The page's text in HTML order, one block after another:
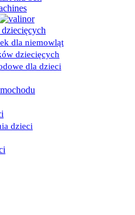
dla niemowląt
dziecięcych
dla dzieci
dzieci